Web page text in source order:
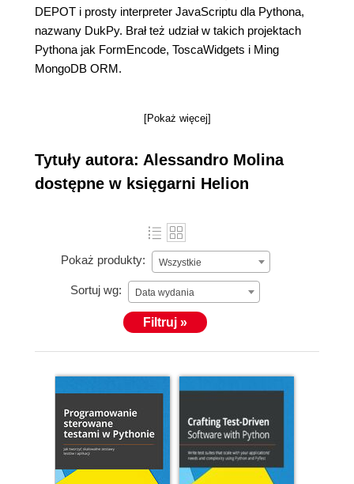
DEPOT i prosty interpreter JavaScriptu dla Pythona,
nazwany DukPy. Brał też udział w takich projektach
Pythona jak FormEncode, ToscaWidgets i Ming
MongoDB ORM.
[Pokaż więcej]
Tytuły autora: Alessandro Molina
dostępne w księgarni Helion
Pokaż produkty: Wszystkie
Sortuj wg: Data wydania
Filtruj »